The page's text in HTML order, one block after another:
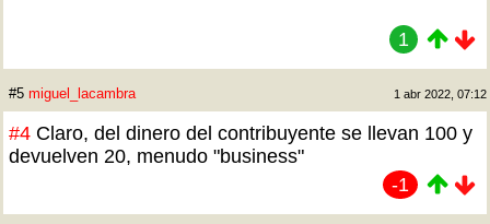
1
#5 miguel_lacambra 1 abr 2022, 07:12
#4 Claro, del dinero del contribuyente se llevan 100 y
devuelven 20, menudo "business"
-1